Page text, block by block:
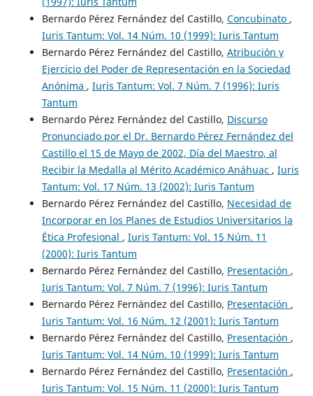
Bernardo Pérez Fernández del Castillo, Concubinato ,
Iuris Tantum: Vol. 14 Núm. 10 (1999): Iuris Tantum
Bernardo Pérez Fernández del Castillo, Atribución y
Ejercicio del Poder de Representación en la Sociedad
Anónima , Iuris Tantum: Vol. 7 Núm. 7 (1996): Iuris
Tantum
Bernardo Pérez Fernández del Castillo, Discurso
Pronunciado por el Dr. Bernardo Pérez Fernández del
Castillo el 15 de Mayo de 2002, Día del Maestro, al
Recibir la Medalla al Mérito Académico Anáhuac , Iuris
Tantum: Vol. 17 Núm. 13 (2002): Iuris Tantum
Bernardo Pérez Fernández del Castillo, Necesidad de
Incorporar en los Planes de Estudios Universitarios la
Ética Profesional , Iuris Tantum: Vol. 15 Núm. 11
(2000): Iuris Tantum
Bernardo Pérez Fernández del Castillo, Presentación ,
Iuris Tantum: Vol. 7 Núm. 7 (1996): Iuris Tantum
Bernardo Pérez Fernández del Castillo, Presentación ,
Iuris Tantum: Vol. 16 Núm. 12 (2001): Iuris Tantum
Bernardo Pérez Fernández del Castillo, Presentación ,
Iuris Tantum: Vol. 14 Núm. 10 (1999): Iuris Tantum
Bernardo Pérez Fernández del Castillo, Presentación ,
Iuris Tantum: Vol. 15 Núm. 11 (2000): Iuris Tantum